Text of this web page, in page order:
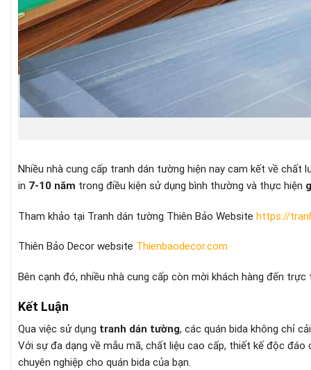
Nhiều nhà cung cấp tranh dán tường hiện nay cam kết về
in 7-10 năm trong điều kiện sử dụng bình thường và thực hiện
Tham khảo tại Tranh dán tường Thiên Bảo Website https://
Thiên Bảo Decor website Thienbaodecor.com
Bên cạnh đó, nhiều nhà cung cấp còn mời khách hàng đến
Kết Luận
Qua việc sử dụng tranh dán tường, các quán bida không chỉ
Với sự đa dạng về mẫu mã, chất liệu cao cấp, thiết kế độc
chuyên nghiệp cho quán bida của bạn.